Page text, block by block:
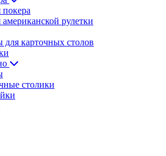
рулетки
для карточных столов
столики